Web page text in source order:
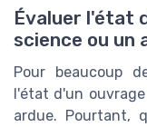
Évaluer l'état
science ou un
Pour beaucoup
l'état d'un
ardue. Pourtant,